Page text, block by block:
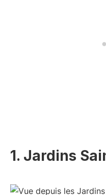
1. Jardins